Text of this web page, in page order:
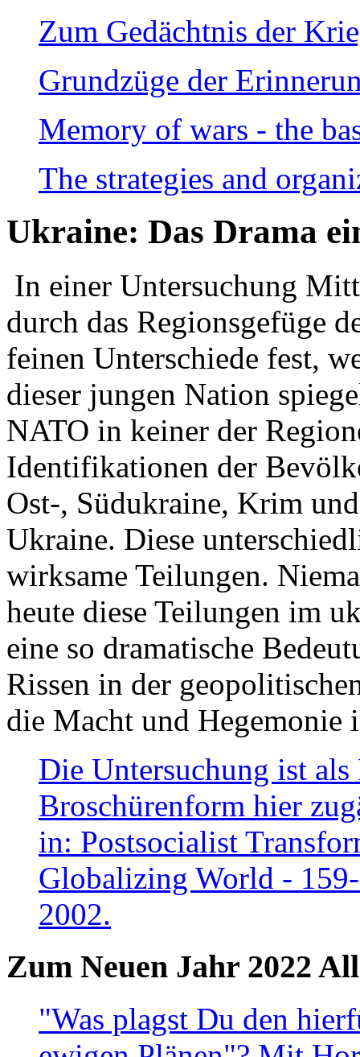
Zum Gedächtnis der
Grundzüge der
Memory of wars - the
The strategies and
Ukraine: Das Drama
In einer Untersuchung
durch das Regionsgefüge
feinen Unterschiede fest,
dieser jungen Nation
NATO in keiner der
Identifikationen der
Ost-, Südukraine, Krim
Ukraine. Diese
wirksame Teilungen.
heute diese Teilungen im
eine so dramatische
Rissen in der
die Macht und Hegemonie
Die Untersuchung ist
Broschürenform hier
in: Postsocialist
Globalizing World -
2002.
Zum Neuen Jahr 2022
"Was plagst Du den